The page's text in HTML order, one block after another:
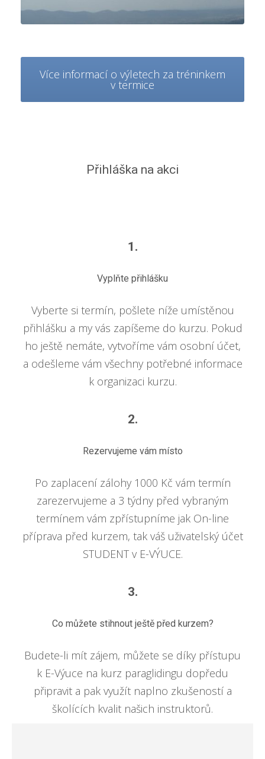
Více informací o výletech za tréninkem
v termice
Přihláška na akci
1.
Vyplňte přihlášku
Vyberte si termín, pošlete níže umístěnou
přihlášku a my vás zapíšeme do kurzu. Pokud
ho ještě nemáte, vytvoříme vám osobní účet,
a odešleme vám všechny potřebné informace
k organizaci kurzu.
2.
Rezervujeme vám místo
Po zaplacení zálohy 1000 Kč vám termín
zarezervujeme a 3 týdny před vybraným
termínem vám zpřístupníme jak On-line
příprava před kurzem, tak váš uživatelský účet
STUDENT v E-VÝUCE.
3.
Co můžete stihnout ještě před kurzem?
Budete-li mít zájem, můžete se díky přístupu
k E-Výuce na kurz paraglidingu dopředu
připravit a pak využít naplno zkušeností a
školících kvalit našich instruktorů.